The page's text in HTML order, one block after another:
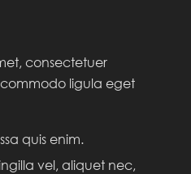
consectetuer
ligula eget
quis enim.
vel, aliquet nec,